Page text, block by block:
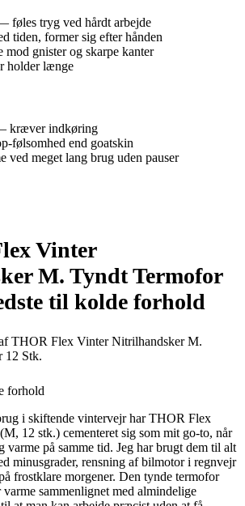
føles tryg ved hårdt arbejde
tiden, former sig efter hånden
mod gnister og skarpe kanter
holder længe
kræver indkøring
følsomhed end goatskin
ved meget lang brug uden pauser
Vinter
M. Tyndt Termofor
til kolde forhold
forhold
i skiftende vintervejr har THOR Flex
12 stk.) cementeret sig som mit go-to, når
varme på samme tid. Jeg har brugt dem til alt
minusgrader, rensning af bilmotor i regnvejr
frostklare morgener. Den tynde termofor
sammenlignet med almindelige